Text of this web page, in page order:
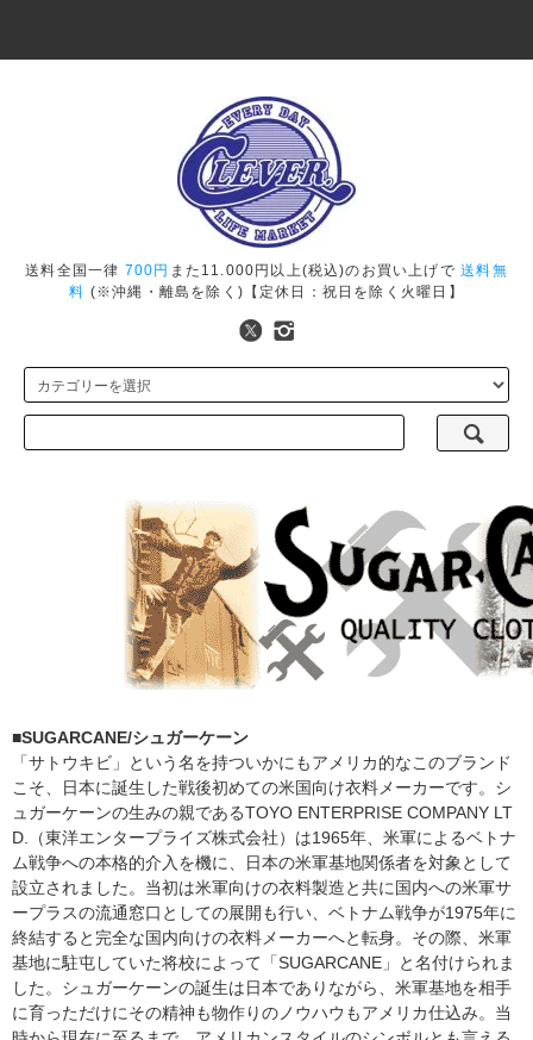
送料全国一律 700円 また11.000円以上(税込)のお買い上げで送料無
料 (※沖縄・離島を除く)【定休日：祝日を除く火曜日】
■SUGARCANE/シュガーケーン
「サトウキビ」という名を持ついかにもアメリカ的なこのブランド
こそ、日本に誕生した戦後初めての米国向け衣料メーカーです。シ
ュガーケーンの生みの親であるTOYO ENTERPRISE COMPANY LT
D.（東洋エンタープライズ株式会社）は1965年、米軍によるベトナ
ム戦争への本格的介入を機に、日本の米軍基地関係者を対象として
設立されました。当初は米軍向けの衣料製造と共に国内への米軍サ
ープラスの流通窓口としての展開も行い、ベトナム戦争が1975年に
終結すると完全な国内向けの衣料メーカーへと転身。その際、米軍
基地に駐屯していた将校によって「SUGARCANE」と名付けられま
した。シュガーケーンの誕生は日本でありながら、米軍基地を相手
に育っただけにその精神も物作りのノウハウもアメリカ仕込み。当